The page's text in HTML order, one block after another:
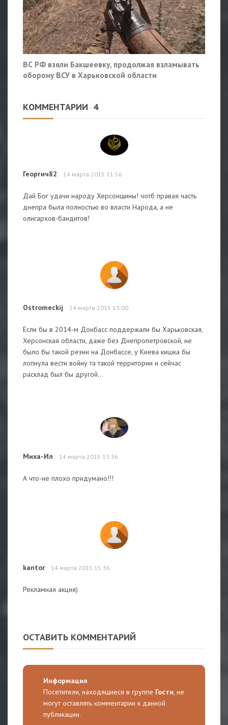
ВС РФ взяли Бакшеевку, продолжая взламывать
оборону ВСУ в Харьковской области
КОММЕНТАРИИ 4
Георгич82 14 марта 2015 11:56
Дай Бог удачи народу Херсонщины! чотб правая часть
днепра была полностью во власти Народа, а не
олигархов-бандитов!
Ostromeckij 14 марта 2015 13:00
Если бы в 2014-м Донбасс поддержали бы Харьковская,
Херсонская области, даже без Днепропетровской, не
было бы такой резни на Донбассе, у Киева кишка бы
лопнула вести войну та такой территории и сейчас
расклад был бы другой...
Миха-Ил 14 марта 2015 13:36
А что-не плохо придумано!!!
kantor 14 марта 2015 15:36
Рекламная акция)
ОСТАВИТЬ КОММЕНТАРИЙ
Информация
Посетители, находящиеся в группе Гости, не
могут оставлять комментарии к данной
публикации.